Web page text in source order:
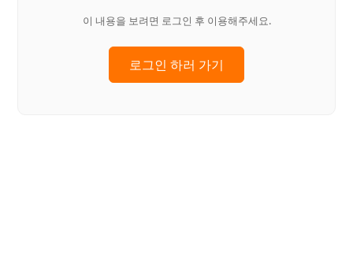
이 내용을 보려면 로그인 후 이용해주세요.
로그인 하러 가기